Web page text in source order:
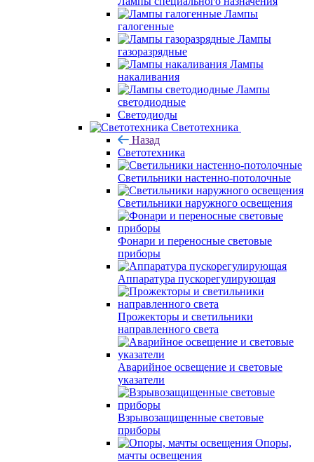
Лампы
галогенные
Лампы
газоразрядные
Лампы
накаливания
Лампы
светодиодные
Светодиоды
Светотехника
Назад
Светотехника
Светильники настенно-потолочные
Светильники наружного освещения
Фонари и переносные световые
приборы
Аппаратура пускорегулирующая
Прожекторы и светильники
направленного света
Аварийное освещение и световые
указатели
Взрывозащищенные световые
приборы
Опоры,
мачты освещения